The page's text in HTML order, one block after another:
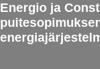
Energio ja